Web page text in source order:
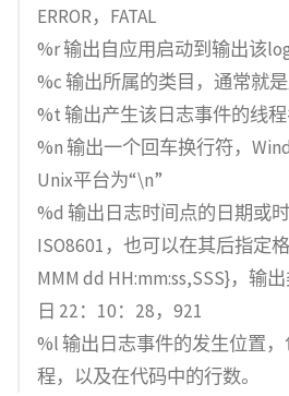
ERROR，FATAL
%r 输出自应用启动到输出该
%c 输出所属的类目，通常就
%t 输出产生该日志事件的线程
%n 输出一个回车换行符，
Unix平台为“\n”
%d 输出日志时间点的日期或
ISO8601，也可以在其后指定
MMM dd HH:mm:ss,SSS}，输
日 22：10：28，921
%l 输出日志事件的发生位置
程，以及在代码中的行数。